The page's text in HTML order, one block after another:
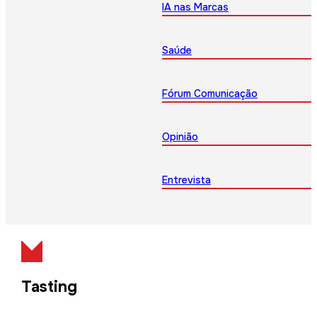
IA nas Marcas
Saúde
Fórum Comunicação
Opinião
Entrevista
Tasting